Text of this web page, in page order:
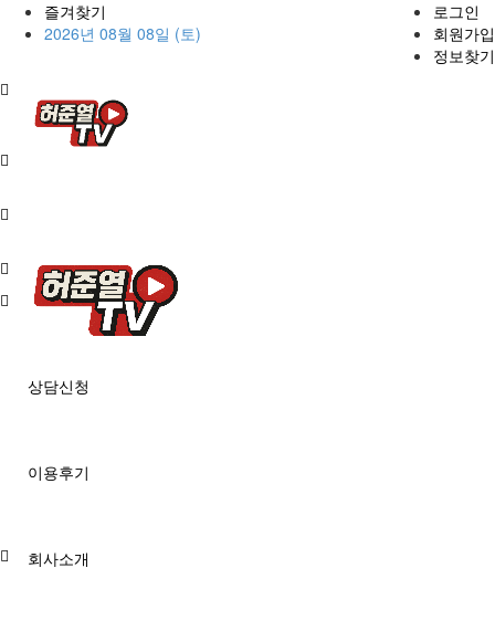
즐겨찾기
2026년 08월 08일 (토)
로그인
회원가입
정보찾기
상담신청
이용후기
회사소개